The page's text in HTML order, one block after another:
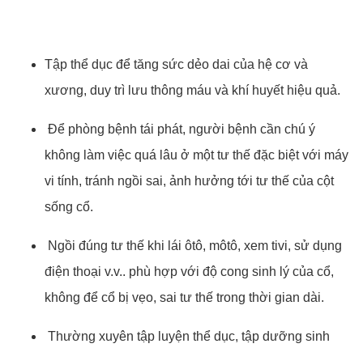
Tập thể dục để tăng sức dẻo dai của hệ cơ và
xương, duy trì lưu thông máu và khí huyết hiệu quả.
Để phòng bệnh tái phát, người bệnh cần chú ý
không làm việc quá lâu ở một tư thế đặc biệt với máy
vi tính, tránh ngồi sai, ảnh hưởng tới tư thế của cột
sống cổ.
Ngồi đúng tư thế khi lái ôtô, môtô, xem tivi, sử dụng
điện thoại v.v.. phù hợp với độ cong sinh lý của cổ,
không để cổ bị vẹo, sai tư thế trong thời gian dài.
Thường xuyên tập luyện thể dục, tập dưỡng sinh